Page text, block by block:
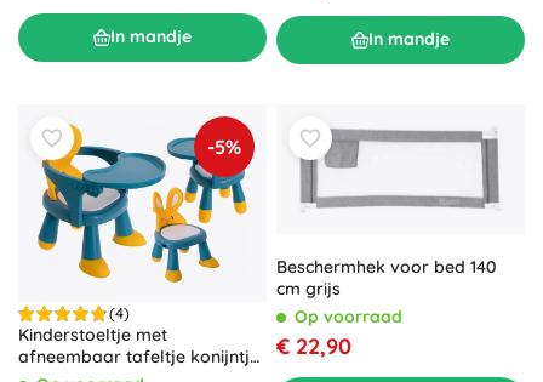
In mandje In mandje
-5%
(4)
Kinderstoeltje met
afneembaar tafeltje konijntje
Beschermhek voor bed 140
cm grijs
Op voorraad
€ 22,90